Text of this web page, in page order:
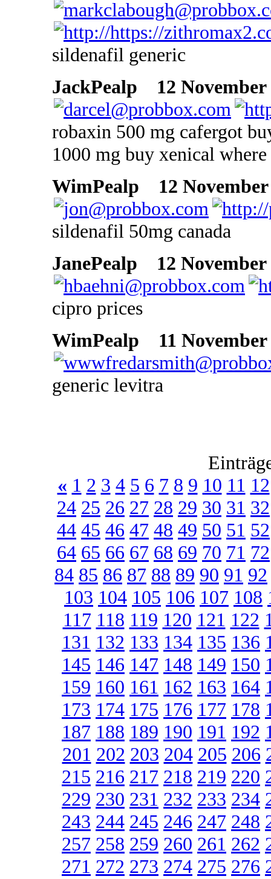
sildenafil generic
JackPealp
12 November
robaxin 500 mg cafergot
1000 mg buy xenical
WimPealp
12
sildenafil 50mg canada
JanePealp
12 November
cipro prices
WimPealp
11 November
generic levitra
« 1 2 3 4 5 6 7 8 9 10 11 12
24 25 26 27 28 29 30 31 32
44 45 46 47 48 49 50 51 52
64 65 66 67 68 69 70 71 72
84 85 86 87 88 89 90 91 92
103 104 105 106 107 108
117 118 119 120 121 122
131 132 133 134 135 136
145 146 147 148 149 150
159 160 161 162 163 164
173 174 175 176 177 178
187 188 189 190 191 192
201 202 203 204 205 206
215 216 217 218 219 220
229 230 231 232 233 234
243 244 245 246 247 248
257 258 259 260 261 262
271 272 273 274 275 276